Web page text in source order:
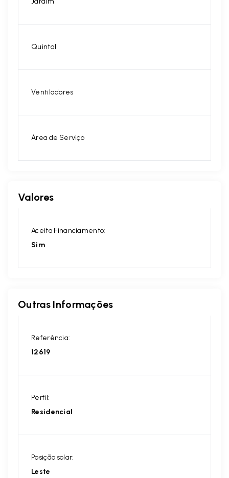
Quintal
Ventiladores
Área de Serviço
Valores
Aceita Financiamento:
Sim
Outras Informações
Referência:
12619
Perfil:
Residencial
Posição solar:
Leste